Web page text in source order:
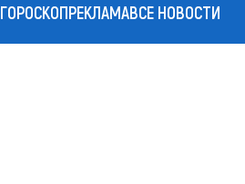
ГОРОСКОПРЕКЛАМАВСЕ НОВОСТИ